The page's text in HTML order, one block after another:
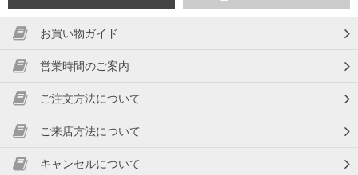
お買い物ガイド
営業時間のご案内
ご注文方法について
ご来店方法について
キャンセルについて